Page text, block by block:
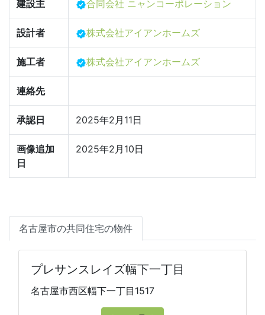
建設主 合同会社 ニャンコーポレーション
設計者 株式会社アイアンホームズ
施工者 株式会社アイアンホームズ
連絡先
承認日 2025年2月11日
画像追加
日
2025年2月10日
名古屋市の共同住宅の物件
プレサンスレイズ幅下一丁目
名古屋市西区幅下一丁目1517